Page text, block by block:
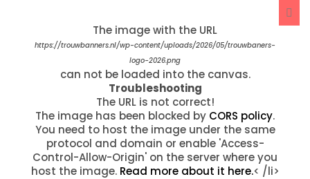
"Ik ben 2 dagen geleden telefonisch erg goed
geholpen en met veel geduld. Mijn banner is
vandaag binnengekomen en hij is nog meeeeer
dan ik verwachtte. Prachtig! Ook de levering is
super snel. Thanks"
Moenia Mustapha Leo Lamou
The image with the URL
https://trouwbanners.nl/wp-content/uploads/2020/05/nopicture3.jpg
can not be loaded into the canvas.
Troubleshooting
The URL is not correct!
The image has been blocked byCORS policy
You need to host the image under the same
protocol and domain or enable 'Access-
Control-Allow-Origin' on the server where you
host the image.Read more about it here.< /li>
The image with the URL
https://trouwbanners.nl/wp-content/uploads/2026/05/trouwbaners-
logo-2026.png
can not be loaded into the canvas.
Troubleshooting
The URL is not correct!
The image has been blocked by CORS policy.
You need to host the image under the same
protocol and domain or enable 'Access-
Control-Allow-Origin' on the server where you
host the image. Read more about it here.< /li>